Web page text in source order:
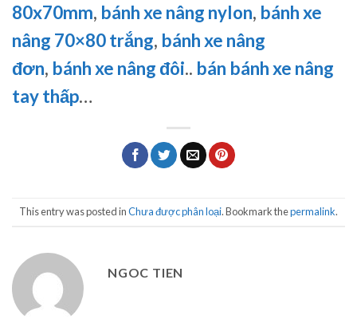
80x70mm, bánh xe nâng nylon, bánh xe
nâng 70×80 trắng, bánh xe nâng
đơn, bánh xe nâng đôi.. bán bánh xe nâng
tay thấp…
This entry was posted inChưa được phân loại. Bookmark thepermalink.
NGOC TIEN